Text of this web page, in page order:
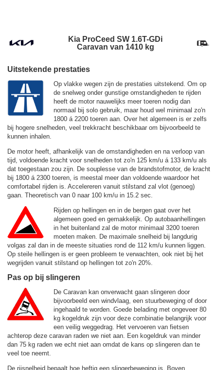
Kia ProCeed SW 1.6T-GDi
Caravan van 1410 kg
Uitstekende prestaties
Op vlakke wegen zijn de prestaties uitstekend. Om op
de snelweg onder gunstige omstandigheden te rijden
heeft de motor nauwelijks meer toeren nodig dan
normaal bij solo gebruik, maar houd wel minimaal zo'n
1800 á 2200 toeren aan. Over het algemeen is er zelfs
bij hogere snelheden, veel trekkracht beschikbaar om bijvoorbeeld te
kunnen inhalen.
De motor heeft, afhankelijk van de omstandigheden en na verloop van
tijd, voldoende kracht voor snelheden tot zo'n 125 km/u á 133 km/u als
dat toegestaan zou zijn. De souplesse van de brandstofmotor, de kracht
bij 1800 á 2300 toeren, is meestal meer dan voldoende waardoor het
comfortabel rijden is. Accelereren vanuit stilstand zal vlot (genoeg)
gaan. Theoretisch van 0 naar 100 km/u in 15.2 sec.
Rijden op hellingen en in de bergen gaat over het
algemeen goed en gemakkelijk. Op autobaanhellingen
in het buitenland zal de motor minimaal 3200 toeren
moeten maken. De maximale snelheid bij langdurig
volgas zal dan in de meeste situaties rond de 112 km/u kunnen liggen.
Op steile hellingen is er geen probleem te verwachten, ook niet bij het
wegrijden vanuit stilstand op hellingen tot zo'n 20%.
Pas op bij slingeren
De Caravan kan onverwacht gaan slingeren door
bijvoorbeeld een windvlaag, een stuurbeweging of door
ingehaald te worden. Goede belading met ongeveer 80
kg kogeldruk zijn voor deze combinatie belangrijk voor
een veilig weggedrag. Het vervoeren van fietsen
achterop deze caravan raden we niet aan. Een kogeldruk van minder
dan 75 kg raden we echt niet aan omdat de kans op slingeren dan te
veel toe neemt.
De rijsnelheid bepaalt hoe heftig een slingerbeweging is. Boven